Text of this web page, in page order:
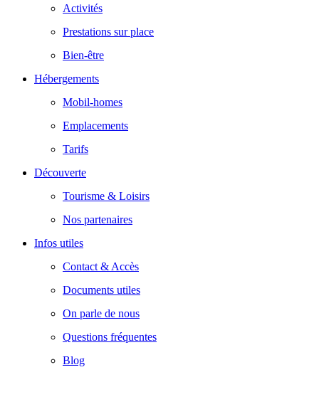
Activités
Prestations sur place
Bien-être
Hébergements
Mobil-homes
Emplacements
Tarifs
Découverte
Tourisme & Loisirs
Nos partenaires
Infos utiles
Contact & Accès
Documents utiles
On parle de nous
Questions fréquentes
Blog